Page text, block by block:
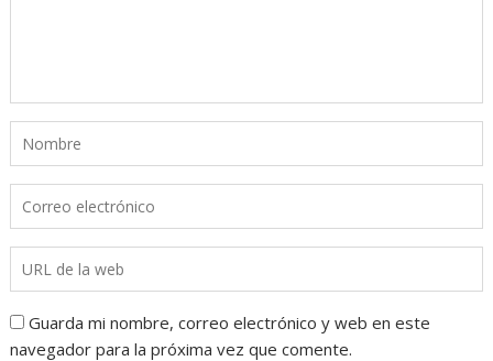
Guarda mi nombre, correo electrónico y web en este
navegador para la próxima vez que comente.